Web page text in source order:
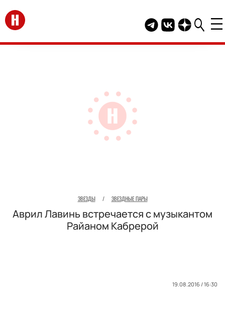
Перейти на главную
Telegram канал
Группа HELLO
Канал
ЗВЕЗДЫ / ЗВЕЗДНЫЕ ПАРЫ
Аврил Лавинь встречается с музыкантом
Райаном Кабрерой
19.08.2016 / 16:30